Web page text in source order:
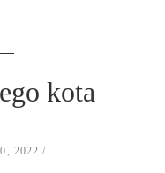
kota
2022